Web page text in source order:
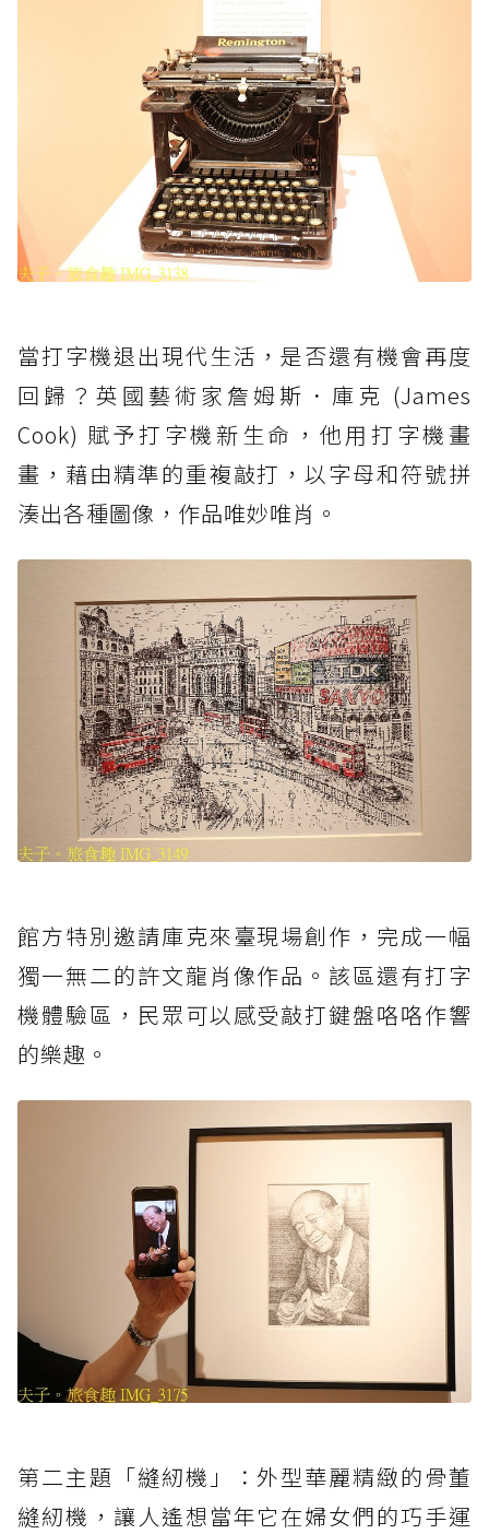
當打字機退出現代生活，是否還有機會再度
回歸？英國藝術家詹姆斯．庫克 (James
Cook) 賦予打字機新生命，他用打字機畫
畫，藉由精準的重複敲打，以字母和符號拼
湊出各種圖像，作品唯妙唯肖。
館方特別邀請庫克來臺現場創作，完成一幅
獨一無二的許文龍肖像作品。該區還有打字
機體驗區，民眾可以感受敲打鍵盤咯咯作響
的樂趣。
第二主題「縫紉機」：外型華麗精緻的骨董
縫紉機，讓人遙想當年它在婦女們的巧手運